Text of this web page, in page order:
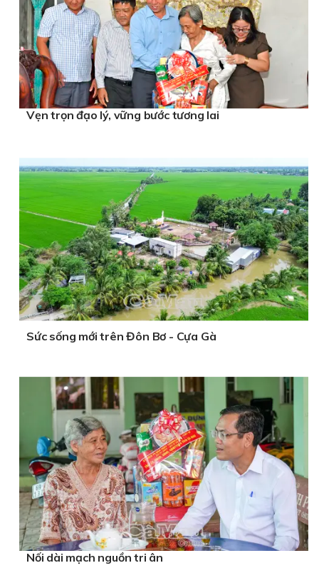
Vẹn trọn đạo lý, vững bước tương lai
Sức sống mới trên Đôn Bơ - Cựa Gà
Nối dài mạch nguồn tri ân